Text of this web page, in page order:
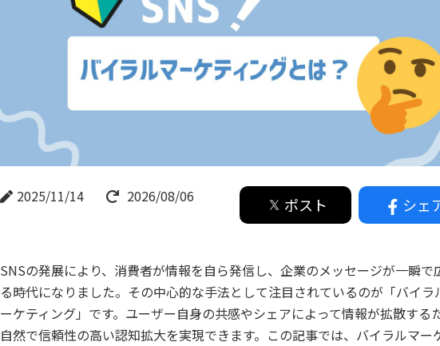
2025/11/14 2026/08/06 ポスト シェ
SNSの発展により、消費者が情報を自ら発信し、企業のメッセージが一瞬で
る時代になりました。その中心的な手法として注目されているのが「バイラ
ーケティング」です。ユーザー自身の共感やシェアによって情報が拡散する
自然で信頼性の高い認知拡大を実現できます。この記事では、バイラルマー